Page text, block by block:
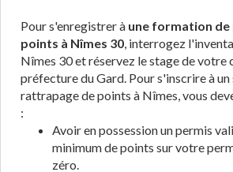
Pour s'enregistrer à une formation
points à Nîmes 30, interrogez
Nîmes 30 et réservez le stage de votre
préfecture du Gard. Pour s'inscrire à un
rattrapage de points à Nîmes, vous
:
Avoir en possession un permis
minimum de points sur votre
zéro.